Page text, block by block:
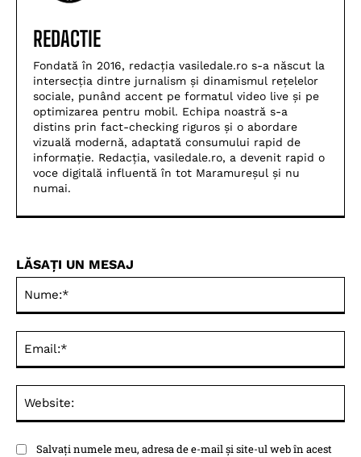
REDACTIE
Fondată în 2016, redacția vasiledale.ro s-a născut la
intersecția dintre jurnalism și dinamismul rețelelor
sociale, punând accent pe formatul video live și pe
optimizarea pentru mobil. Echipa noastră s-a
distins prin fact-checking riguros și o abordare
vizuală modernă, adaptată consumului rapid de
informație. Redacția, vasiledale.ro, a devenit rapid o
voce digitală influentă în tot Maramureșul și nu
numai.
LĂSAȚI UN MESAJ
Salvați numele meu, adresa de e-mail și site-ul web în acest